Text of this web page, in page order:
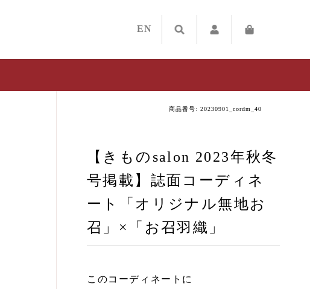
EN
商品番号: 20230901_cordm_40
【きものsalon 2023年秋冬
号掲載】誌面コーディネ
ート「オリジナル無地お
召」×「お召羽織」
このコーディネートに